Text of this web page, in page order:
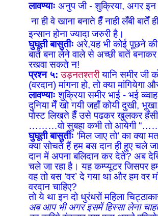
लावण्याः अनुप जी - शुक्रिया, अगर इन
ना ही वे खाना बनाते हैँ नाही लँबी बातेँ
इन्सान होना ज्यादा जरुरी है।
घुघूती बासुतीः अरे,यह भी कोई पूछने की
बातें बना लेने वाले से अच्छी बातें
रखवा सकते न!
प्रश्न ५: उड़नतश्तरीयानि समीर जी
(वरदान) मांगना हो, तो क्या मांगियेगा
लावण्याः शुक्रिया समीर भाई - भई
दुनिया मेँ खो गयी जहाँ कोयी दुखी,
पोस्ट लिखते हैँ उसे पढकर खुलकर हँसी
………वो सुबहा कभी तो आयेगी
घुघूती बासुतीः ‘मिल जाए तो’ का
क्या सोचते हैं हम बस दान ही हुए चले
दान में अपना बलिदान कर देते? अब
चले जा रहा है। यह कम्प्यूटर जिसपर
वह तो बस ‘वर’ दे गया था और हम वर
वरदान चाहिए?
तो ये था इन दो धुरंधरों महिला
अब आप भी अगर इसमें हिस्सा लेना